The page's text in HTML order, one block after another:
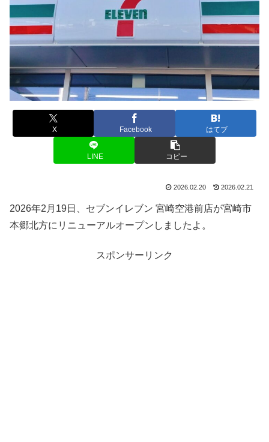
X Facebook はてブ
LINE コピー
2026.02.20 2026.02.21
2026年2月19日、セブンイレブン 宮崎空港前店が宮崎市
本郷北方にリニューアルオープンしましたよ。
スポンサーリンク